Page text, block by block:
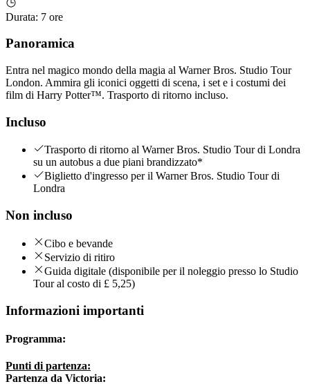
Durata: 7 ore
Panoramica
Entra nel magico mondo della magia al Warner Bros. Studio Tour
London. Ammira gli iconici oggetti di scena, i set e i costumi dei
film di Harry Potter™. Trasporto di ritorno incluso.
Incluso
Trasporto di ritorno al Warner Bros. Studio Tour di Londra
su un autobus a due piani brandizzato*
Biglietto d'ingresso per il Warner Bros. Studio Tour di
Londra
Non incluso
Cibo e bevande
Servizio di ritiro
Guida digitale (disponibile per il noleggio presso lo Studio
Tour al costo di £ 5,25)
Informazioni importanti
Programma:
Punti di partenza:
Partenza da Victoria: